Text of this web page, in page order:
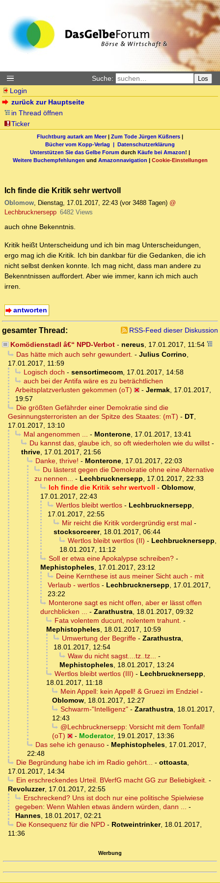
Suche: Los
Login
zurück zur Hauptseite
in Thread öffnen
Ticker
Fluchtburg autark am Meer| Zum Tode Jürgen Küßners |
Bücher vom Kopp-Verlag | Datenschutzerklärung
Unterstützen Sie das Gelbe Forum durch Käufe bei Amazon! |
Weitere Buchempfehlungen und Amazonnavigation | Cookie-Einstellungen
Ich finde die Kritik sehr wertvoll
Oblomow, Dienstag, 17.01.2017, 22:43 (vor 3488 Tagen) @
Lechbrucknersepp 6482 Views
auch ohne Bekenntnis.
Kritik heißt Unterscheidung und ich bin mag Unterscheidungen,
ergo mag ich die Kritik. Ich bin dankbar für die Gedanken, die ich
nicht selbst denken konnte. Ich mag nicht, dass man andere zu
Bekenntnissen auffordert. Aber wie immer, kann ich mich auch
irren.
antworten
gesamter Thread:
RSS-Feed dieser Diskussion
Komödienstadl â€“ NPD-Verbot- nereus, 17.01.2017, 11:54
Das hätte mich auch sehr gewundert. - Julius Corrino,
17.01.2017, 11:59
Logisch doch - sensortimecom, 17.01.2017, 14:58
auch bei der Antifa wäre es zu beträchtlichen
Arbeitsplatzverlusten gekommen (oT)
- Jermak, 17.01.2017,
19:57
Die größten Gefährder einer Demokratie sind die
Gesinnungsterroristen an der Spitze des Staates: (mT) - DT,
17.01.2017, 13:10
Mal angenommen ... - Monterone, 17.01.2017, 13:41
Du kannst das, glaube ich, so oft wiederholen wie du willst-
thrive, 17.01.2017, 21:56
Danke, thrive! - Monterone, 17.01.2017, 22:03
Du lästerst gegen die Demokratie ohne eine Alternative
zu nennen... - Lechbrucknersepp, 17.01.2017, 22:33
Ich finde die Kritik sehr wertvoll - Oblomow,
17.01.2017, 22:43
Wertlos bleibt wertlos- Lechbrucknersepp,
17.01.2017, 22:55
Mir reicht die Kritik vordergründig erst mal-
stocksorcerer, 18.01.2017, 06:44
Wertlos bleibt wertlos (II) - Lechbrucknersepp,
18.01.2017, 11:12
Soll er etwa eine Apokalypse schreiben?-
Mephistopheles, 17.01.2017, 23:12
Deine Kernthese ist aus meiner Sicht auch - mit
Verlaub - wertlos - Lechbrucknersepp, 17.01.2017,
23:22
Monterone sagt es nicht offen, aber er lässt offen
durchblicken ... - Zarathustra, 18.01.2017, 09:32
Fata volentem ducunt, nolentem trahunt. -
Mephistopheles, 18.01.2017, 10:59
Umwertung der Begriffe- Zarathustra,
18.01.2017, 12:54
Waw du nicht sagst....tz..tz... -
Mephistopheles, 18.01.2017, 13:24
Wertlos bleibt wertlos (III) - Lechbrucknersepp,
18.01.2017, 11:18
Mein Appell: kein Appell! & Gruezi im Endziel-
Oblomow, 18.01.2017, 12:27
Schwarm-"Intelligenz"- Zarathustra, 18.01.2017,
12:43
@Lechbrucknersepp: Vorsicht mit dem Tonfall!
(oT)
- Moderator, 19.01.2017, 13:36
Das sehe ich genauso- Mephistopheles, 17.01.2017,
22:48
Die Begründung habe ich im Radio gehört... - ottoasta,
17.01.2017, 14:34
Ein erschreckendes Urteil. BVerfG macht GG zur Beliebigkeit. -
Revoluzzer, 17.01.2017, 22:55
Erschreckend? Uns ist doch nur eine politische Spielwiese
gegeben: Wenn Wahlen etwas ändern würden, dann ... -
Hannes, 18.01.2017, 02:21
Die Konsequenz für die NPD- Rotweintrinker, 18.01.2017,
11:36
Werbung